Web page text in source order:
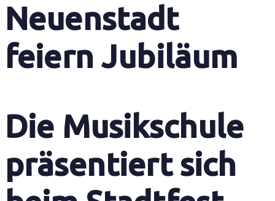
Neuenstadt
feiern Jubiläum
Die Musikschule
präsentiert sich